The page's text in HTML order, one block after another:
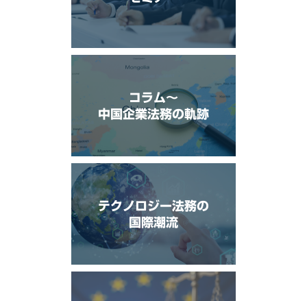
コラム〜
中国企業法務の軌跡
テクノロジー法務の
国際潮流